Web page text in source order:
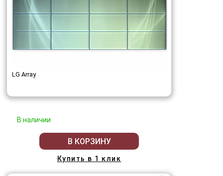
LG Array
В наличии
В КОРЗИНУ
Купить в 1 клик